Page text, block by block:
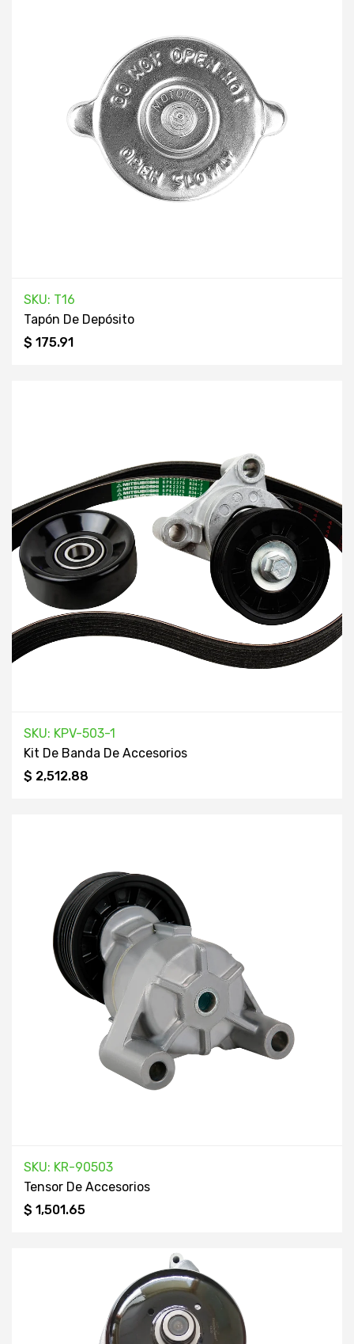
SKU: T16
Tapón De Depósito
$ 175.91
SKU: KPV-503-1
Kit De Banda De Accesorios
$ 2,512.88
SKU: KR-90503
Tensor De Accesorios
$ 1,501.65